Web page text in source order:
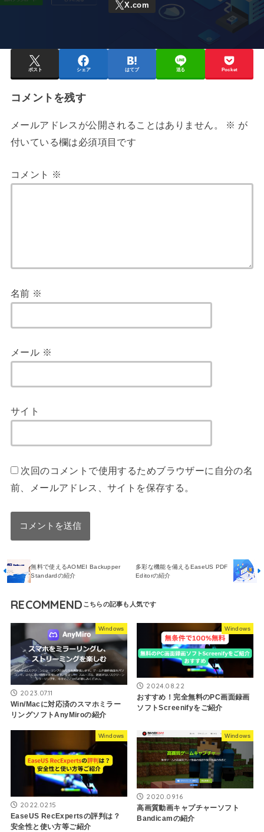
ポスト シェア はてブ 送る Pocket
コメントを残す
メールアドレスが公開されることはありません。 ※ が
付いている欄は必須項目です
コメント ※
名前 ※
メール ※
サイト
次回のコメントで使用するためブラウザーに自分の名
前、メールアドレス、サイトを保存する。
多彩な機能を備えるEaseUS PDF
Editorの紹介
無料で使えるAOMEI Backupper
Standardの紹介
RECOMMEND
Windows
2023.07.11
Win/Macに対応済のスマホミラー
リングソフトAnyMiroの紹介
Windows
2024.08.22
おすすめ！完全無料のPC画面録画
ソフトScreenifyをご紹介
Windows
2022.02.15
EaseUS RecExpertsの評判は？
安全性と使い方等ご紹介
Windows
2020.09.16
高画質動画キャプチャーソフト
Bandicamの紹介